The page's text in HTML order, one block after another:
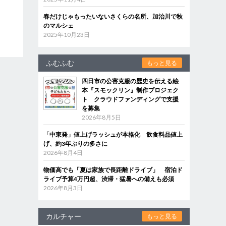
春だけじゃもったいないさくらの名所、加治川で秋
のマルシェ
2025年10月23日
ふむふむ もっと見る
四日市の公害克服の歴史を伝える絵
本『スモックリン』制作プロジェク
ト クラウドファンディングで支援
を募集
2026年8月5日
「中東発」値上げラッシュが本格化 飲食料品値上
げ、約3年ぶりの多さに
2026年8月4日
物価高でも「夏は家族で長距離ドライブ」 宿泊ド
ライブ予算4万円超、渋滞・猛暑への備えも必須
2026年8月3日
カルチャー もっと見る